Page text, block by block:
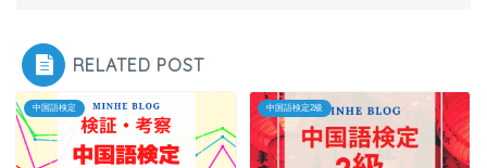
RELATED POST
中国語検定 中国語検定2級